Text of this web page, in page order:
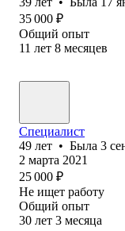
35 000 ₽
Общий опыт
11 лет 8 месяцев
Специалист
49 лет • Была 3
2 марта 2021
25 000 ₽
Не ищет работу
Общий опыт
30 лет 3 месяца